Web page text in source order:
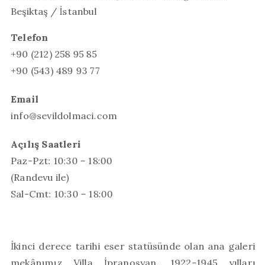
Beşiktaş / İstanbul
Telefon
+90 (212) 258 95 85
+90 (543) 489 93 77
Email
info@sevildolmaci.com
Açılış Saatleri
Paz-Pzt: 10:30 – 18:00
(Randevu ile)
Sal-Cmt: 10:30 – 18:00
İkinci derece tarihi eser statüsünde olan ana galeri
mekânımız Villa İpranosyan, 1922-1945 yılları